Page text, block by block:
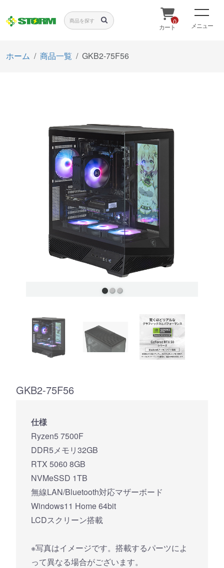
0
カート メニュー
ホーム 商品一覧 GKB2-75F56
GKB2-75F56
仕様
Ryzen5 7500F
DDR5メモリ32GB
RTX 5060 8GB
NVMeSSD 1TB
無線LAN/Bluetooth対応マザーボード
Windows11 Home 64bit
LCDスクリーン搭載
※写真はイメージです。搭載するパーツによ
って異なる場合がございます。